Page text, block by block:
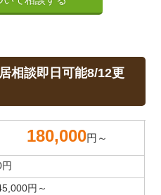
相談即日可能8/12更
180,000円～
円
円～